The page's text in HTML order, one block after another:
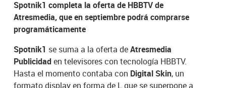
Spotnik1 completa la oferta de HBBTV de
Atresmedia, que en septiembre podrá comprarse
programáticamente
Spotnik1 se suma a la oferta deAtresmedia
Publicidaden televisores con tecnología HBBTV.
Hasta el momento contaba con Digital Skin, un
formato display en forma de L que se superpone a